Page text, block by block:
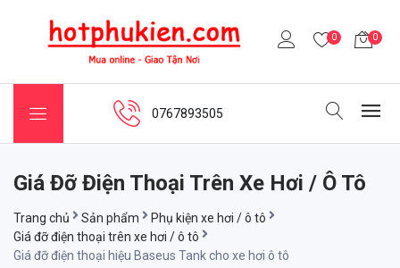
0 0
0767893505
Giá Đỡ Điện Thoại Trên Xe Hơi / Ô Tô
Trang chủ Sản phẩm
Phụ kiện xe hơi / ô tô
Giá đỡ điện thoại trên xe hơi / ô tô
Giá đỡ điện thoại hiệu Baseus Tank cho xe hơi ô tô